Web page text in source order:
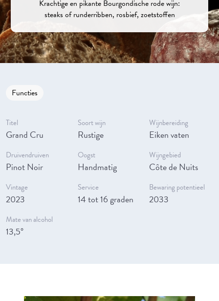
Krachtige en pikante Bourgondische rode wijn:
steaks of runderribben, rosbief, zoetstoffen
Functies
Titel
Grand Cru
Soort wijn
Rustige
Wijnbereiding
Eiken vaten
Druivendruiven
Pinot Noir
Oogst
Handmatig
Wijngebied
Côte de Nuits
Vintage
2023
Service
14 tot 16 graden
Bewaring potentieel
2033
Mate van alcohol
13,5°